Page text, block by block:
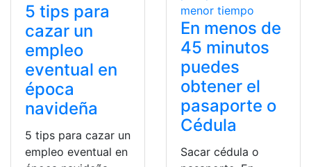
5 tips para
cazar un
empleo
eventual en
época
navideña
5 tips para cazar un
empleo eventual en
En menos de
45 minutos
puedes
obtener el
pasaporte o
Cédula
Sacar cédula o